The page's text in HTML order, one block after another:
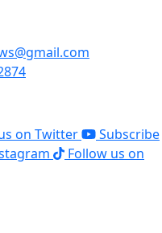
on Twitter
Subscribe
Follow us on